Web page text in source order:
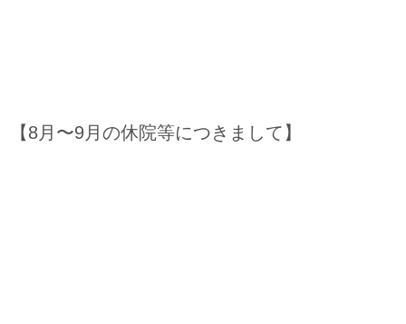
【8月〜9月の休院等につきまして】